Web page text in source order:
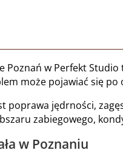
Poznań w Perfekt
może pojawiać się
poprawa jędrności,
zabiegowego,
w Poznaniu